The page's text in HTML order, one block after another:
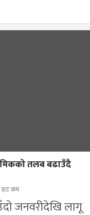
तलब बढाउँदै
डट कम
जनवरीदेखि लागू